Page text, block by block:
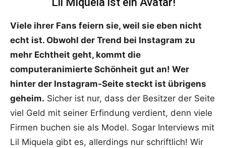
Viele ihrer Fans feiern sie, weil sie eben nicht
echt ist. Obwohl der Trend bei Instagram zu
mehr Echtheit geht, kommt die
computeranimierte Schönheit gut an! Wer
hinter der Instagram-Seite steckt ist übrigens
geheim. Sicher ist nur, dass der Besitzer der Seite
viel Geld mit seiner Erfindung verdient, denn viele
Firmen buchen sie als Model. Sogar Interviews mit
Lil Miquela gibt es, allerdings nur schriftlich! Wir